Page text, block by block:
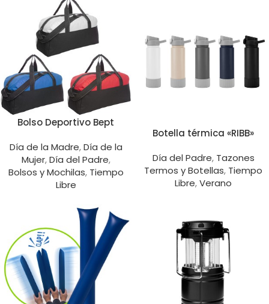
Bolso Deportivo Bept
Día de la Madre,Día de la
Mujer,Día del Padre,
Bolsos y Mochilas, Tiempo
Libre
Botella térmica «RIBB»
Día del Padre, Tazones
Termos y Botellas, Tiempo
Libre,Verano